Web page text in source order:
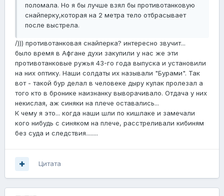
поломала. Но я бы лучше взял бы противотанковую
снайперку,которая на 2 метра тело отбрасывает
после выстрела.
/))) противотанковая снайперка? интересно звучит...
было время в Афгане духи закупили у нас же эти
противотанковые ружья 43-го года выпуска и установили
на них оптику. Наши солдаты их называли "Бурами". Так
вот - такой бур делал в человеке дыру кулак пролезал а
того кто в бронике наизнанку выворачивало. Отдача у них
некислая, аж синяки на плече оставались...
К чему я это... когда наши шли по кишлаке и замечали
кого нибудь с синяком на плече, расстреливали кибиням
без суда и следствия........
Цитата